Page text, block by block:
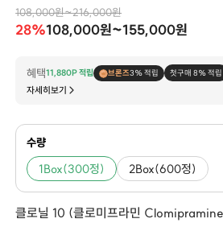
108,000원~216,000원
28%108,000원~155,000원
혜택11,880P 적립 브론즈3% 적립 첫구매 8% 적립
자세히보기
수량
1Box(300정) 2Box(600정)
클로닐 10 (클로미프라민